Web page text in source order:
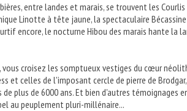
entre landes et marais, se trouvent les Courlis
Linotte à tête jaune, la spectaculaire
encore, le nocturne Hibou des marais hante la
croisez les somptueux vestiges du cœur
et celles de l'imposant cercle de pierre de
plus de 6000 ans. Et bien d'autres témoignages
au peuplement pluri-millénaire...